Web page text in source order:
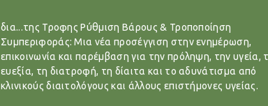
δια...της Τροφης Ρύθμιση Βάρους & Τροποποίηση
Συμπεριφοράς: Μια νέα προσέγγιση στην ενημέρωση,
επικοινωνία και παρέμβαση για την πρόληψη, την υγεία,
ευεξία, τη διατροφή, τη δίαιτα και το αδυνάτισμα από
κλινικούς διαιτολόγους και άλλους επιστήμονες υγείας.